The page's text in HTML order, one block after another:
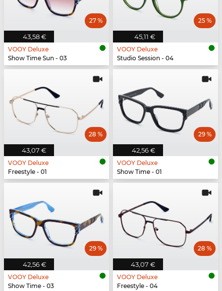
43,58 €
27 %
VOOY Deluxe
Show Time Sun - 03
45,11 €
25 %
VOOY Deluxe
Studio Session - 04
43,07 €
28 %
VOOY Deluxe
Freestyle - 01
42,56 €
29 %
VOOY Deluxe
Show Time - 01
42,56 €
29 %
VOOY Deluxe
Show Time - 03
43,07 €
28 %
VOOY Deluxe
Freestyle - 04